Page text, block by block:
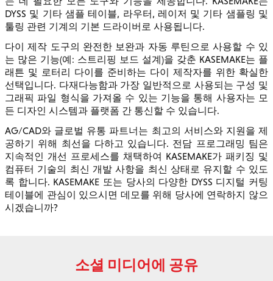
DYSS 및 기타 샘플 테이블, 라우터, 레이저 및 기타 샘플링 및
툴링 관련 기계의 기본 드라이버로 사용됩니다.
다이 제작 도구의 완전한 보완과 자동 루틴으로 사용할 수 있
는 많은 기능(예: 스트리핑 보드 설계)을 갖춘 KASEMAKE는 플
래튼 및 로터리 다이를 준비하는 다이 제작자를 위한 확실한
선택입니다. 다재다능함과 가장 일반적으로 사용되는 구성 및
그래픽 파일 형식을 가져올 수 있는 기능을 통해 사용자는 모
든 디자인 시스템과 플랫폼 간 통신할 수 있습니다.
AG/CAD와 글로벌 유통 파트너는 최고의 서비스와 지원을 제
공하기 위해 최선을 다하고 있습니다. 전담 프로그래밍 팀은
지속적인 개선 프로세스를 채택하여 KASEMAKE가 패키징 및
컴퓨터 기술의 최신 개발 사항을 최신 상태로 유지할 수 있도
록 합니다. KASEMAKE 또는 당사의 다양한 DYSS 디지털 커팅
테이블에 관심이 있으시면 데모를 위해 당사에 연락하지 않으
시겠습니까?
소셜 미디어에 공유